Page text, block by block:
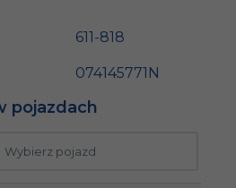
611-818
074145771N
pojazdach